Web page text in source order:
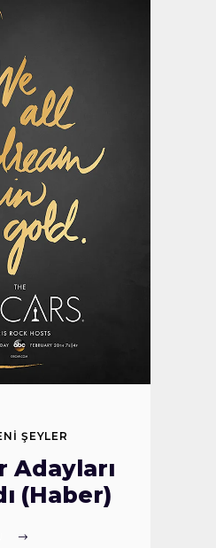
ŞEYLER
Adayları
(Haber)